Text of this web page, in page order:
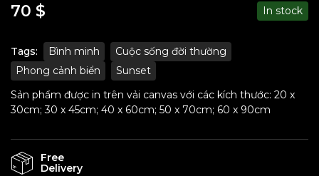
70 $ In stock
Tags: Bình minh
Cuộc sống đời thường
Phong cảnh biển
Sunset
Sản phẩm được in trên vải canvas với các kích thước: 20 x
30cm; 30 x 45cm; 40 x 60cm; 50 x 70cm; 60 x 90cm
Free
Delivery